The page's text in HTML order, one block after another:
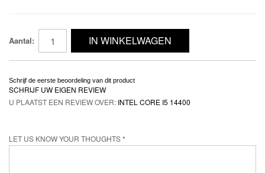
Aantal: IN WINKELWAGEN
Schrijf de eerste beoordeling van dit product
SCHRIJF UW EIGEN REVIEW
U PLAATST EEN REVIEW OVER: INTEL CORE I5 14400
LET US KNOW YOUR THOUGHTS